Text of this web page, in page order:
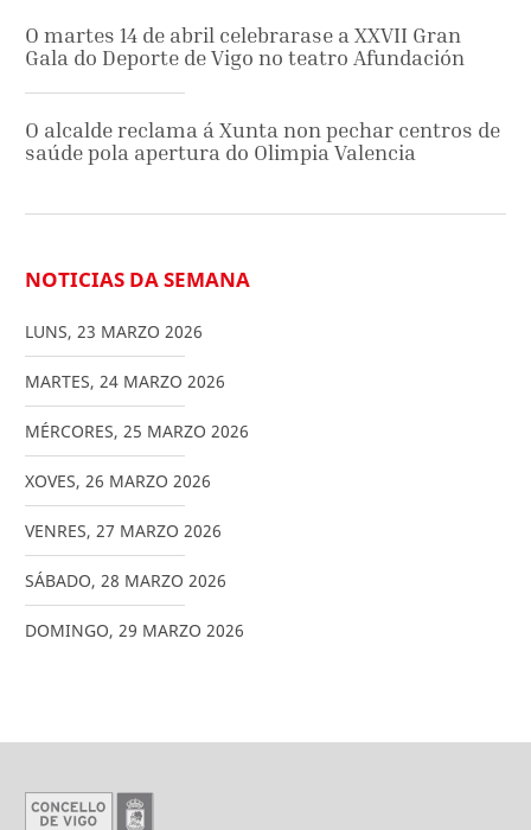
O martes 14 de abril celebrarase a XXVII Gran
Gala do Deporte de Vigo no teatro Afundación
O alcalde reclama á Xunta non pechar centros de
saúde pola apertura do Olimpia Valencia
NOTICIAS DA SEMANA
LUNS, 23 MARZO 2026
MARTES, 24 MARZO 2026
MÉRCORES, 25 MARZO 2026
XOVES, 26 MARZO 2026
VENRES, 27 MARZO 2026
SÁBADO, 28 MARZO 2026
DOMINGO, 29 MARZO 2026